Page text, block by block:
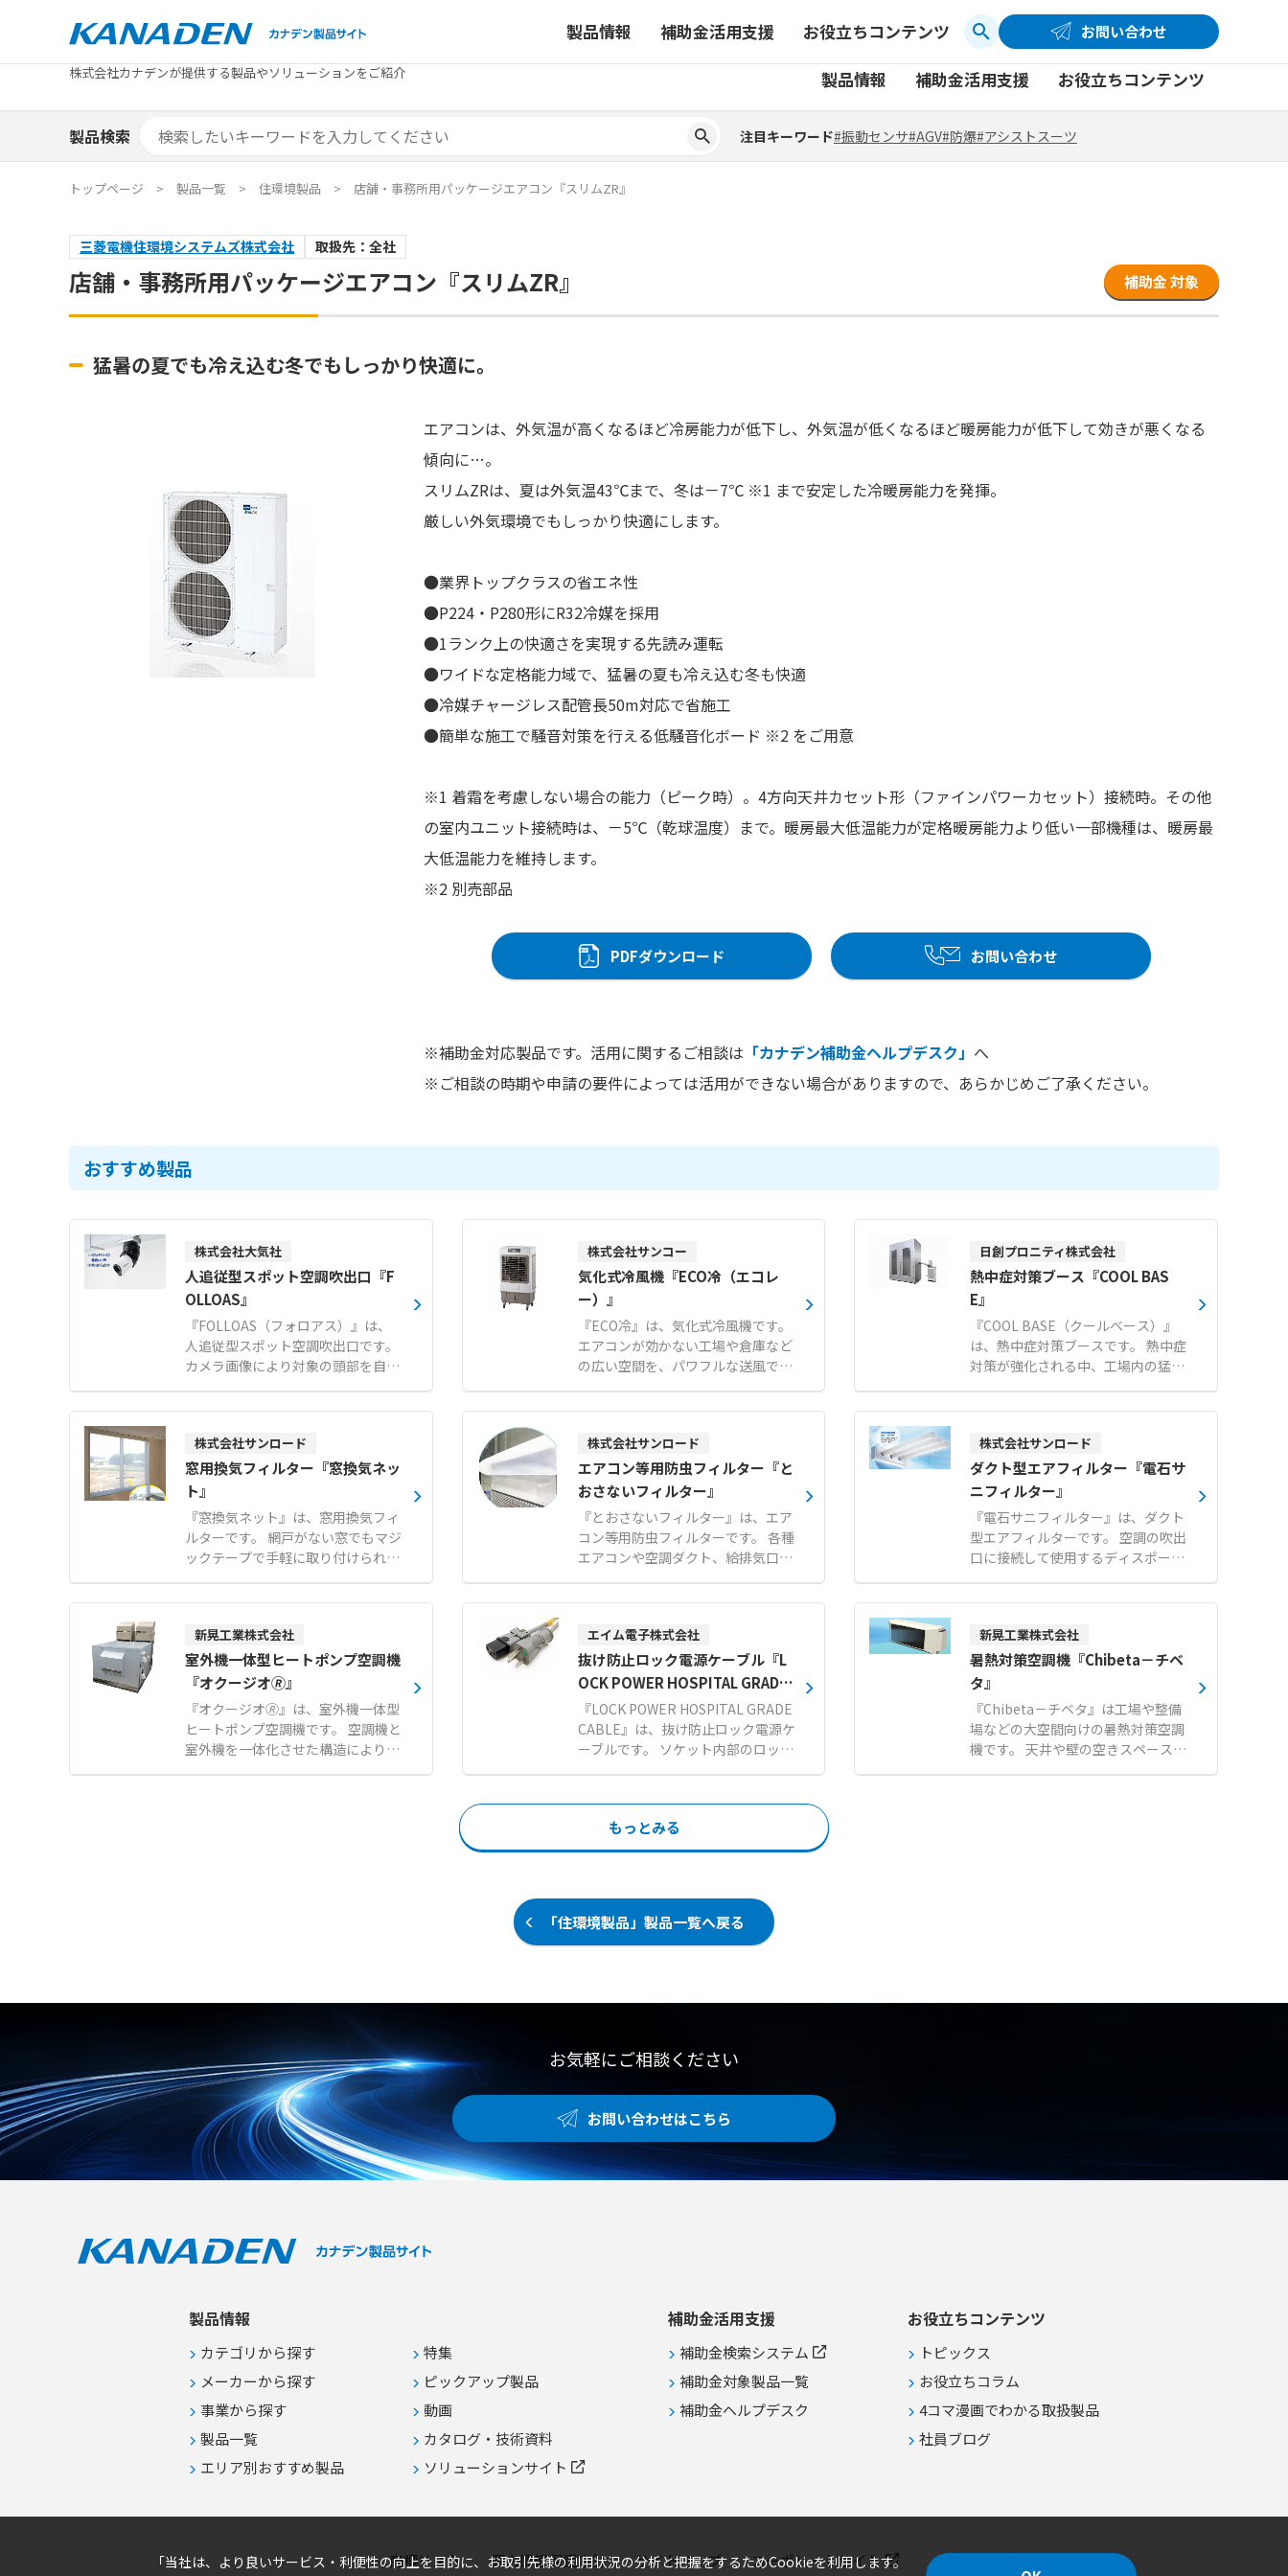
お問い合わせ
製品情報
カテゴリから探す メーカーから探す 事業から探す 製品一覧
エリア別おすすめ製品 特集
カタログ・技術資料 ソリューションサイト
補助金活用支援
補助金検索システム 補助金対象製品一覧 補助金ヘルプデスク
お役立ちコンテンツ
トピックス お役立ちコラム 4コマ漫画でわかる取扱製品 社員ブログ
製品検索 注目キーワード#振動センサ#AGV#防爆#アシストスーツ
株式会社カナデンが提供する製品やソリューションをご紹介
コーポレートサイト お問い合わせ
製品情報
カテゴリから探す メーカーから探す 事業から探す 製品一覧
エリア別おすすめ製品 特集
補助金活用支援
補助金検索システム 補助金対象製品一覧 補助金ヘルプデスク
お役立ちコンテンツ
トピックス お役立ちコラム 4コマ漫画でわかる取扱製品 社員ブログ
製品検索 注目キーワード#振動センサ#AGV#防爆#アシストスーツ
トップページ 製品一覧 住環境製品 店舗・事務所用パッケージエアコン『スリムZR』
三菱電機住環境システムズ株式会社 取扱先：全社
店舗・事務所用パッケージエアコン『スリムZR』 補助金 対象
猛暑の夏でも冷え込む冬でもしっかり快適に。
エアコンは、外気温が高くなるほど冷房能力が低下し、外気温が低くなるほど暖房能力が低下して効きが悪くなる
傾向に…。
スリムZRは、夏は外気温43℃まで、冬は－7℃ ※1 まで安定した冷暖房能力を発揮。
厳しい外気環境でもしっかり快適にします。
●業界トップクラスの省エネ性
●P224・P280形にR32冷媒を採用
●1ランク上の快適さを実現する先読み運転
●ワイドな定格能力域で、猛暑の夏も冷え込む冬も快適
●冷媒チャージレス配管長50m対応で省施工
●簡単な施工で騒音対策を行える低騒音化ボード ※2 をご用意
※1 着霜を考慮しない場合の能力（ピーク時）。4方向天井カセット形（ファインパワーカセット）接続時。その他
の室内ユニット接続時は、－5℃（乾球温度）まで。暖房最大低温能力が定格暖房能力より低い一部機種は、暖房最
大低温能力を維持します。
※2 別売部品
PDFダウンロード お問い合わせ
※補助金対応製品です。活用に関するご相談は 「カナデン補助金ヘルプデスク」 へ
※ご相談の時期や申請の要件によっては活用ができない場合がありますので、あらかじめご了承ください。
おすすめ製品
株式会社大気社
人追従型スポット空調吹出口『F
OLLOAS』
『FOLLOAS（フォロアス）』は、
人追従型スポット空調吹出口です。
カメラ画像により対象の頭部を自動
認識し、2つのモーターで吹出口を
追従させます。 作業者がいる位置へ
間でも作業環境の快適性を向上させ
ます。 対象者の不在時には一定時間
後に初期位置に戻るほか、給気停止
信号の発信により空調の無駄を削減
します。 単相AC100Vまたは200V電
源があれば設置できるユニット構造
により、短工期での導入に対応しま
す。 【特徴】 ●カメラ画像による
頭部認識とモーター制御による自動
追従機能 ●未検出時の給気停止信号
発信等による省エネ化の実現 ●電源
確保のみで取り付けが簡単なユニッ
ト構造 【用途・事例】 ●工場や物
流倉庫などの大空間における作業者
の個別空調 ●作業者が移動と停止を
繰り返す現場での環境改善 ●熱がこ
株式会社サンコー
気化式冷風機『ECO冷（エコレ
ー）』
『ECO冷』は、気化式冷風機です。
エアコンが効かない工場や倉庫など
の広い空間を、パワフルな送風で快
適にする暑さ対策製品です。 スポッ
トクーラーのような排熱ダクトがな
を選ばず冷やした空気を無駄なく届
けます。 エアコンに比べて低消費電
力であり、広い空間の暑さ対策を低
コストで実現できます。 約80°のオ
ートスイング機能を搭載し、広い作
業スペースへ広範囲に送風が可能で
す。 1〜9時間まで設定可能なタイ
マー機能や水ポンプ保護など、安心
の安全機能も充実しています。 【特
徴】 ● 排熱ダクト不要で設置場所
を選ばない排熱なし設計 ● エアコ
ンに比べ低消費電力による低コスト
運用 ● 約80°のオートスイング機能
による広範囲送風 【用途・事例】
● 工場や倉庫における広い空間の全
体冷却および暑さ対策 ● 整備工場
大空間における快適な空間づくり
日創プロニティ株式会社
熱中症対策ブース『COOL BAS
E』
『COOL BASE（クールベース）』
は、熱中症対策ブースです。 熱中症
対策が強化される中、工場内の猛
暑・酷暑対策の新定番として快適な
避暑空間を提供します。 断熱パネル
み立てが可能です。 工場のレイアウ
ト変更が発生した場合でも、簡単に
解体や移設を行うことができます。
設置場所や人数に応じて、1〜2人
用、3〜4人用、6〜7人用の3つのサ
イズから選択可能です（※スポット
クーラーはオプション）。 【特徴】
●断熱パネルを使用した高い機能性
●お客様自身での組み立てに対応 ●
工場のレイアウト変更時にも簡単な
解体と移設が可能 【用途・事例】
●工場内における休憩時間の避暑エ
リア ●熱中症が疑われる作業者の一
時的な救護スペース
株式会社サンロード
窓用換気フィルター『窓換気ネッ
ト』
『窓換気ネット』は、窓用換気フィ
ルターです。 網戸がない窓でもマジ
ックテープで手軽に取り付けられ、
虫やホコリの侵入を防ぎながら簡単
に換気が行えます。 80メッシュの
一般的な網戸ではすり抜けてしまう
小さな虫も確実にシャットアウトし
ます。 窓の開閉に便利なスライドフ
ァスナー付きで、日常の使い勝手に
も配慮された設計です。 メーカー国
内工場にて10mm単位で1枚からオ
ーダーメイド製作が可能で、短納期
でそれぞれの窓枠に合わせたサイズ
まされる現場での防虫対策 ●食品工
場等における手軽で確実なフードデ
株式会社サンロード
エアコン等用防虫フィルター『と
おさないフィルター』
『とおさないフィルター』は、エア
コン等用防虫フィルターです。 各種
エアコンや空調ダクト、給排気口な
どにマジックテープで簡単に取り付
けでき、ホコリやチリ、サビの飛散
す。 通気性の高い素材を使用してい
るため空調機に負荷をかけず、燃焼
時に塩素系有毒ガスも発生しませ
ん。 角型、平型、筒型の基本形状に
加え、設置場所に応じたオーダーメ
イド製作にも対応可能です。 標準タ
イプと、より微小な異物に対応する
目細タイプから、用途に合わせて選
択できます。 【特徴】 ●空調機や
ダクトからのホコリ飛散および微小
昆虫の侵入防止 ●マジックテープ仕
い高い通気性と燃焼時無毒な安全素
材 【用途・事例】 ●食品工場にお
けるフードディフェンスおよび異物
虫対策 ●サビの飛散が懸念されるユ
株式会社サンロード
ダクト型エアフィルター『電石サ
ニフィルター』
『電石サニフィルター』は、ダクト
型エアフィルターです。 空調の吹出
口に接続して使用するディスポーザ
ブルタイプのフィルターで、東レ株
式会社の開発によるトレミクロンを
に分極させた不織布による強力な電
界が、周囲の浮遊粒子やカビ、ホコ
リをほぼ完全に吸着します。 微風吹
出し方式により、温度ムラの少ない
均一な室内環境を実現し、作業者の
体感温度低下や食材の表面乾燥を防
ぎます。 汚れたら新品に交換するだ
けの簡単メンテナンスで、衛生的か
よる作業者の体感温度低下の改善 ●
新晃工業株式会社
室外機一体型ヒートポンプ空調機
『オクージオ🄬』
『オクージオ🄬』は、室外機一体型
ヒートポンプ空調機です。 空調機と
室外機を一体化させた構造により、
限られたスペースでも効率的に設置
高い設置性 ●新鮮な外気を常時取り
入れて屋内の空気環境を快適に保つ
全外気システム ●除湿再熱や冬期の
冷風送風緩和を可能にするドライモ
ジュールオプション 【用途・事例】
●確実な換気と快適な温度管理が同
時に求められる大規模事業所での一
般空調 ●適切な湿度管理が必要な冬
テーション運用
エイム電子株式会社
抜け防止ロック電源ケーブル『L
OCK POWER HOSPITAL GRADE
CABLE』
『LOCK POWER HOSPITAL GRADE
CABLE』は、抜け防止ロック電源ケ
ーブルです。 ソケット内部のロック
機構だけで固定するため、接続する
ます。 工具や加工の手間がなく、ワ
ンタッチで装着できるため医療現場
での誤脱事故を未然に防ぎます。 ラ
7-HG5-15/C13LS-02」と、医用プ
ラグJIS T 1021に適合した「APW15
-H5-15/C13LS-」を用意していま
選ばない万能仕様 ●工具や加工が一
切不要でワンタッチ装着が可能な抜
け防止構造 ●UL規格準拠のホスピ
タルグレードや医用プラグJIS規格
に適合 【用途・事例】 ●医療現場
における各種医療機器の電源誤脱事
故防止 ●頻繁な抜き差しを必要とし
新晃工業株式会社
暑熱対策空調機『Chibeta－チベ
タ』
『Chibeta－チベタ』は工場や整備
場などの大空間向けの暑熱対策空調
機です。 天井や壁の空きスペースを
有効活用できる薄型仕様のため、ク
よび環境改善 ●天井クレーン等があ
もっとみる
「住環境製品」製品一覧へ戻る
お気軽にご相談ください
お問い合わせはこちら
製品情報
カテゴリから探す
メーカーから探す
事業から探す
製品一覧
エリア別おすすめ製品
特集
ピックアップ製品
動画
カタログ・技術資料
ソリューションサイト
補助金活用支援
補助金検索システム
補助金対象製品一覧
補助金ヘルプデスク
お役立ちコンテンツ
トピックス
お役立ちコラム
4コマ漫画でわかる取扱製品
社員ブログ
商標リスト 個人情報保護方針 サイトマップ コーポレートサイト
「当社は、より良いサービス・利便性の向上を目的に、お取引先様の利用状況の分析と把握をするためCookieを利用します。